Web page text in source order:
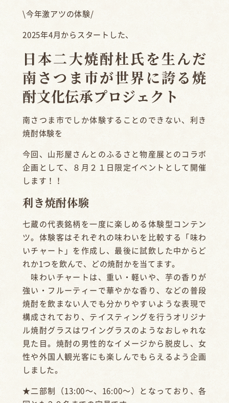
\今年激アツの体験/
2025年4月からスタートした、
日本二大焼酎杜氏を生んだ
南さつま市が世界に誇る焼
酎文化伝承プロジェクト
南さつま市でしか体験することのできない、利き
焼酎体験を
今回、山形屋さんとのふるさと物産展とのコラボ
企画として、８月２１日限定イベントとして開催
します！！
利き焼酎体験
七蔵の代表銘柄を一度に楽しめる体験型コンテン
ツ。体験客はそれぞれの味わいを比較する「味わ
いチャート」を作成し、最後に試飲した中からど
れか1つを飲んで、どの焼酎かを当てます。
味わいチャートは、重い・軽いや、芋の香りが
強い・フルーティーで華やかな香り、などの普段
焼酎を飲まない人でも分かりやすいような表現で
構成されており、テイスティングを行うオリジナ
ル焼酎グラスはワイングラスのようなおしゃれな
見た目。焼酎の男性的なイメージから脱皮し、女
性や外国人観光客にも楽しんでもらえるよう企画
しました。
★二部制（13:00～、16:00～）となっており、各